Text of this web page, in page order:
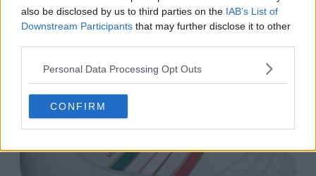
also be disclosed by us to third parties on the IAB’s List of
Downstream Participants that may further disclose it to other
Personal Data Processing Opt Outs
CONFIRM
Prezzo:circa 200 USD
Colori:Bianco / Verde / Rosso